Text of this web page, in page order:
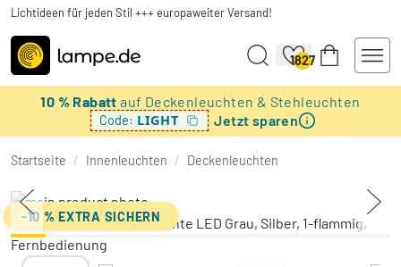
Lichtideen für jeden Stil +++ europaweiter Versand!
1827
10 % Rabattauf Deckenleuchten & Stehleuchten
Code: LIGHT Jetzt sparen
Startseite / Innenleuchten / Deckenleuchten
-10 % EXTRA SICHERN